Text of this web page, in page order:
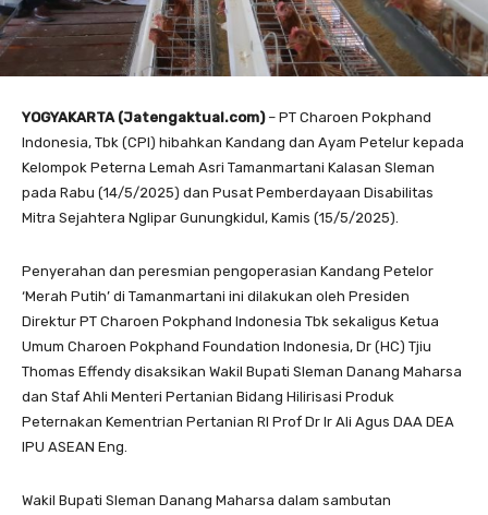
YOGYAKARTA (Jatengaktual.com) – PT Charoen Pokphand
Indonesia, Tbk (CPI) hibahkan Kandang dan Ayam Petelur kepada
Kelompok Peterna Lemah Asri Tamanmartani Kalasan Sleman
pada Rabu (14/5/2025) dan Pusat Pemberdayaan Disabilitas
Mitra Sejahtera Nglipar Gunungkidul, Kamis (15/5/2025).
Penyerahan dan peresmian pengoperasian Kandang Petelor
‘Merah Putih’ di Tamanmartani ini dilakukan oleh Presiden
Direktur PT Charoen Pokphand Indonesia Tbk sekaligus Ketua
Umum Charoen Pokphand Foundation Indonesia, Dr (HC) Tjiu
Thomas Effendy disaksikan Wakil Bupati Sleman Danang Maharsa
dan Staf Ahli Menteri Pertanian Bidang Hilirisasi Produk
Peternakan Kementrian Pertanian RI Prof Dr Ir Ali Agus DAA DEA
IPU ASEAN Eng.
Wakil Bupati Sleman Danang Maharsa dalam sambutan